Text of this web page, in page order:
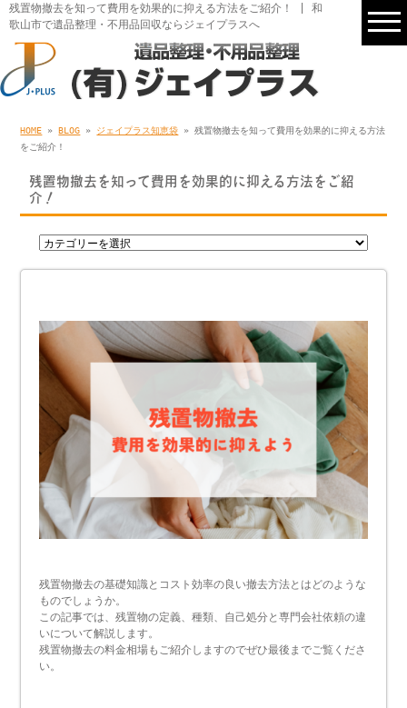
残置物撤去を知って費用を効果的に抑える方法をご紹介！ | 和
歌山市で遺品整理・不用品回収ならジェイプラスへ
HOME »BLOG » ジェイプラス知恵袋 » 残置物撤去を知って費用を効果的に抑える方法
をご紹介！
残置物撤去を知って費用を効果的に抑える方法をご紹
介！
残置物撤去の基礎知識とコスト効率の良い撤去方法とはどのような
ものでしょうか。
この記事では、残置物の定義、種類、自己処分と専門会社依頼の違
いについて解説します。
残置物撤去の料金相場もご紹介しますのでぜひ最後までご覧くださ
い。